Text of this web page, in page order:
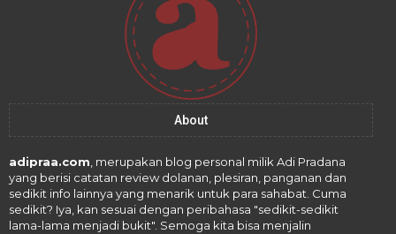
About
adipraa.com , merupakan blog personal milik Adi Pradana
yang berisi catatan review dolanan, plesiran, panganan dan
sedikit info lainnya yang menarik untuk para sahabat. Cuma
sedikit? Iya, kan sesuai dengan peribahasa "sedikit-sedikit
lama-lama menjadi bukit". Semoga kita bisa menjalin